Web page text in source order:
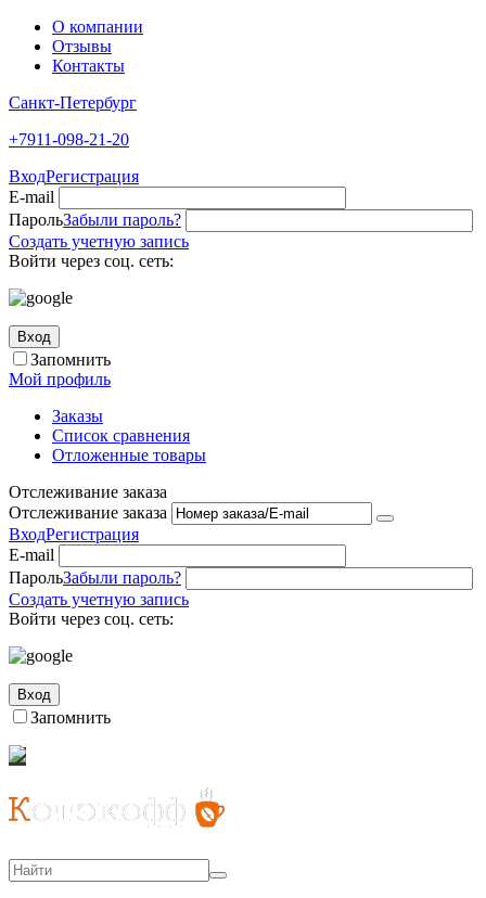
О компании
Отзывы
Контакты
Санкт-Петербург
+7911-098-21-20
ВходРегистрация
E-mail
ПарольЗабыли пароль?
Создать учетную запись
Войти через соц. сеть:
Вход
Запомнить
Мой профиль
Заказы
Список сравнения
Отложенные товары
Отслеживание заказа
Отслеживание заказа
ВходРегистрация
E-mail
ПарольЗабыли пароль?
Создать учетную запись
Войти через соц. сеть:
Вход
Запомнить